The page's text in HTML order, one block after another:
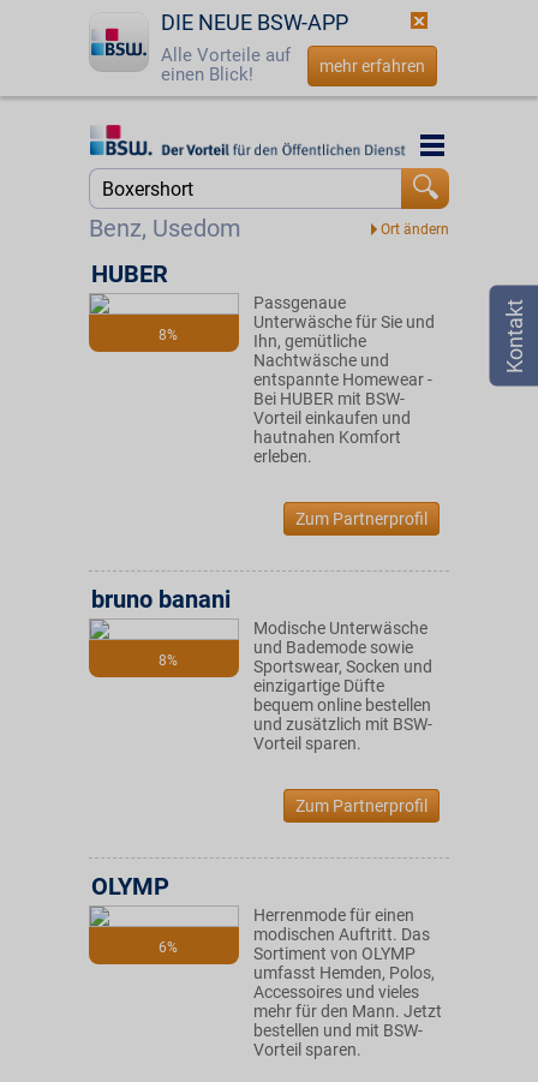
DIE NEUE BSW-APP
Alle Vorteile auf
einen Blick!
mehr erfahren
Startseite
☎ 0800 - 279 25 82
Benz, Usedom
Startseite
8%
HUBER
Passgenaue
Unterwäsche für Sie und
Ihn, gemütliche
Nachtwäsche und
entspannte Homewear -
Bei HUBER mit BSW-
Vorteil einkaufen und
hautnahen Komfort
erleben.
Zum Partnerprofil
8%
bruno banani
Modische Unterwäsche
und Bademode sowie
Sportswear, Socken und
einzigartige Düfte
bequem online bestellen
und zusätzlich mit BSW-
Vorteil sparen.
Zum Partnerprofil
6%
OLYMP
Herrenmode für einen
modischen Auftritt. Das
Sortiment von OLYMP
umfasst Hemden, Polos,
Accessoires und vieles
mehr für den Mann. Jetzt
bestellen und mit BSW-
Vorteil sparen.